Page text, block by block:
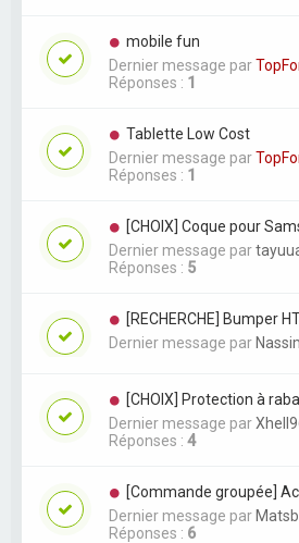
mobile fun
Dernier message par
Réponses : 1
Tablette Low Cost
Dernier message par
Réponses : 1
[CHOIX] Coque pour
Dernier message par
Réponses : 5
[RECHERCHE] Bumper
Dernier message par
[CHOIX] Protection à
Dernier message par
Réponses : 4
[Commande groupée]
Dernier message par
Réponses : 6